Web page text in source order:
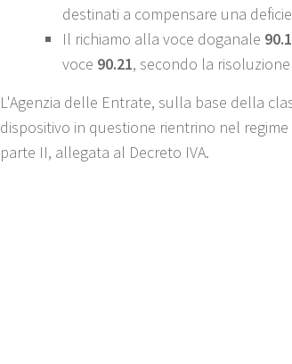
destinati a compensare una
Il richiamo alla voce doganale
voce 90.21, secondo la
L'Agenzia delle Entrate, sulla base della
dispositivo in questione rientrino nel
parte II, allegata al Decreto IVA.